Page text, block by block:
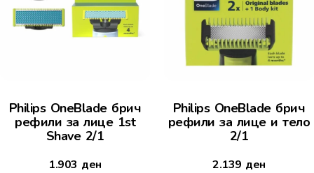
Philips OneBlade брич
рефили за лице 1st
Shave 2/1
1.903 ден
Philips OneBlade брич
рефили за лице и тело
2/1
2.139 ден